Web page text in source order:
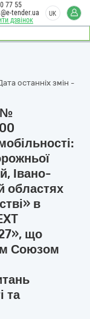
дзвінок
77 55
tender.ua
UK
останніх змін -
№
Івано-
областях
в
що
Союзом
та